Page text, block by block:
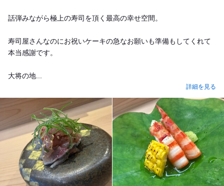
話弾みながら極上の寿司を頂く最高の幸せ空間。
寿司屋さんなのにお祝いケーキの急なお願いも準備もしてくれて
本当感謝です。
大将の地...
詳細を見る